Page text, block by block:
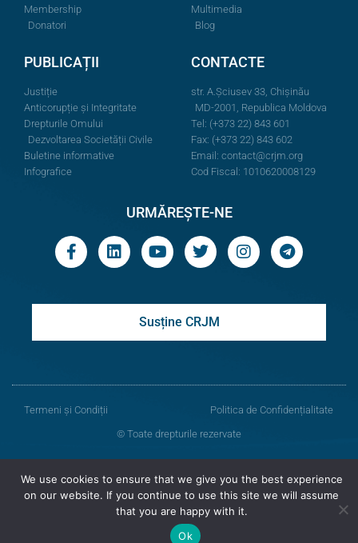
Membership
Donatori
Multimedia
Blog
PUBLICAȚII
Justiție
Anticorupție și Integritate
Drepturile Omului
Dezvoltarea Societății Civile
Buletine informative
Infografice
CONTACTE
str. A.Şciusev 33, Chișinău
MD-2001, Republica Moldova
Tel: (+373 22) 843 601
Fax: (+373 22) 843 602
Email: contact@crjm.org
Cod Fiscal: 1010620008129
URMĂREȘTE-NE
Susține CRJM
Termeni și Condiții
Politica de Confidențialitate
© Toate drepturile rezervate
Versiunea veche a site-ului
We use cookies to ensure that we give you the best experience
on our website. If you continue to use this site we will assume
that you are happy with it.
Ok